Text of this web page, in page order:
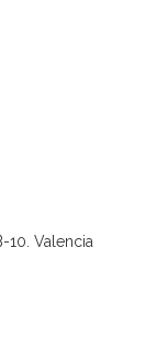
10. Valencia